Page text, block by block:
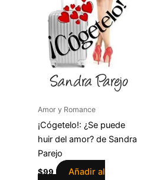
Amor y Romance
¡Cógetelo!: ¿Se puede
huir del amor? de Sandra
Parejo
$99
Añadir al